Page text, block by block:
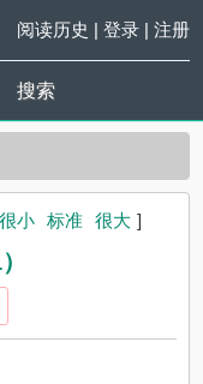
阅读历史 | 登录| 注册
搜索
很小 标准 很大 ]